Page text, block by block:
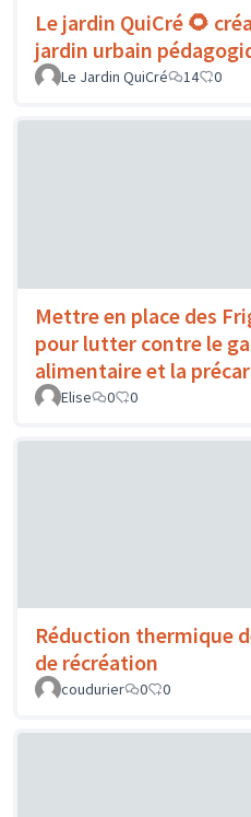
Le jardin QuiCré 🌻
jardin urbain
Le Jardin QuiCré
14 0
Mettre en place des
pour lutter contre le
alimentaire et la
Elise 0 0
Réduction thermique
de récréation
coudurier
0 0